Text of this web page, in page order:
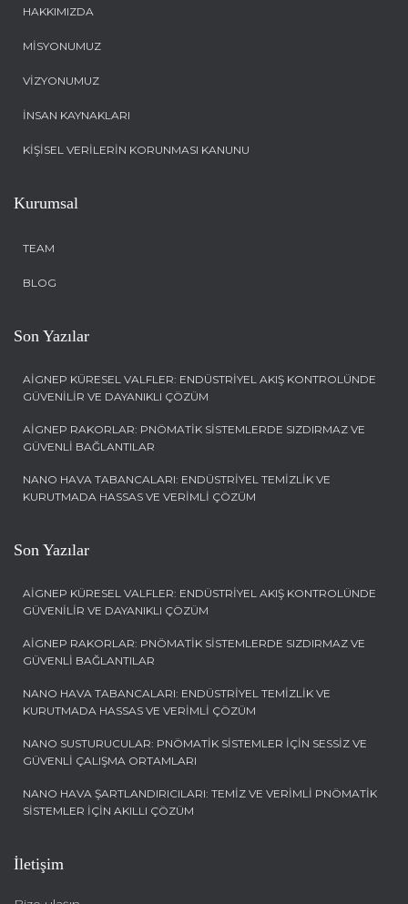
HAKKIMIZDA
MISYONUMUZ
VIZYONUMUZ
İNSAN KAYNAKLARI
KİŞİSEL VERİLERİN KORUNMASI KANUNU
Kurumsal
TEAM
BLOG
Son Yazılar
AIGNEP KÜRESEL VALFLER: ENDÜSTRIYEL AKIŞ KONTROLÜNDE
GÜVENILIR VE DAYANIKLI ÇÖZÜM
AIGNEP RAKORLAR: PNÖMATIK SISTEMLERDE SIZDIRMAZ VE
GÜVENLI BAĞLANTILAR
NANO HAVA TABANCALARI: ENDÜSTRIYEL TEMIZLIK VE
KURUTMADA HASSAS VE VERIMLI ÇÖZÜM
Son Yazılar
AIGNEP KÜRESEL VALFLER: ENDÜSTRIYEL AKIŞ KONTROLÜNDE
GÜVENILIR VE DAYANIKLI ÇÖZÜM
AIGNEP RAKORLAR: PNÖMATIK SISTEMLERDE SIZDIRMAZ VE
GÜVENLI BAĞLANTILAR
NANO HAVA TABANCALARI: ENDÜSTRIYEL TEMIZLIK VE
KURUTMADA HASSAS VE VERIMLI ÇÖZÜM
NANO SUSTURUCULAR: PNÖMATIK SISTEMLER İÇIN SESSIZ VE
GÜVENLI ÇALIŞMA ORTAMLARI
NANO HAVA ŞARTLANDIRICILARI: TEMIZ VE VERIMLI PNÖMATIK
SISTEMLER İÇIN AKILLI ÇÖZÜM
İletişim